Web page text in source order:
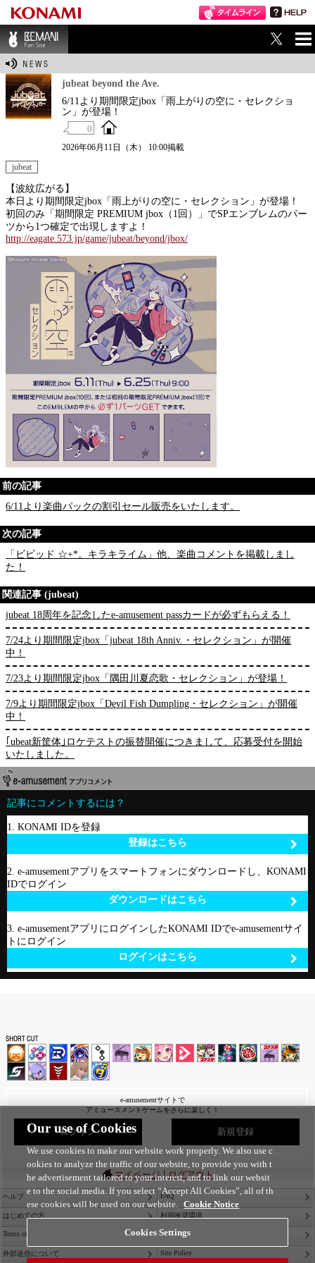
BEMANI Fan Sit
jubeat beyond the Ave.
6/11より期間限定jbox「雨上がりの空に・セレクショ
ン」が登場！
0
2026年06月11日（木） 10:00掲載
jubeat
【波紋広がる】
本日より期間限定jbox「雨上がりの空に・セレクション」が登場！
初回のみ「期間限定 PREMIUM jbox（1回）」でSPエンブレムのパー
ツから1つ確定で出現しますよ！
http://eagate.573.jp/game/jubeat/beyond/jbox/
前の記事
6/11より楽曲パックの割引セール販売をいたします。
次の記事
「ビビッド ☆+*。キラキライム」他、楽曲コメントを掲載しまし
た！
関連記事 (jubeat)
jubeat 18周年を記念したe-amusement passカードが必ずもらえる！
7/24より期間限定jbox「jubeat 18th Anniv.・セレクション」が開催
中！
7/23より期間限定jbox「隅田川夏恋歌・セレクション」が登場！
7/9より期間限定jbox「Devil Fish Dumpling・セレクション」が開催
中！
｢ubeat新筐体｣ロケテストの振替開催につきまして、応募受付を開始
いたしました。
記事にコメントするには？
1. KONAMI IDを登録
登録はこちら
2. e-amusementアプリをスマートフォンにダウンロードし、KONAMI
IDでログイン
ダウンロードはこちら
3. e-amusementアプリにログインしたKONAMI IDでe-amusementサイ
トにログイン
ログインはこちら
e-amusementサイトで
アミューズメントゲームをさらに楽しく！
ログイン 新規登録
マイページ|ログアウト
ヘルプ FAQ
はじめての方 利用推奨環境
Terms of Service Privacy Policy
外部送信について Site Policy
Our use of Cookies
We use cookies to make our website work properly. We also use c
ookies to analyze the traffic of our website, to provide you with t
he advertisement tailored to your interest, and to link our websit
e to the social media. If you select “Accept All Cookies”, all of th
ese cookies will be used on our website. Cookie Notice
Cookies Settings